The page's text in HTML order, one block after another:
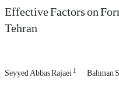
Effective Factors on
Tehran
Seyyed Abbas Rajaei1 Bahman